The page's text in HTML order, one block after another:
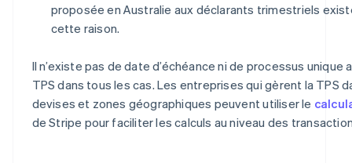
proposée en Australie aux déclarants trimestriels
cette raison.
Il n’existe pas de date d’échéance ni de processus unique
TPS dans tous les cas. Les entreprises qui gèrent la TPS
devises et zones géographiques peuvent utiliser le
de Stripe pour faciliter les calculs au niveau des